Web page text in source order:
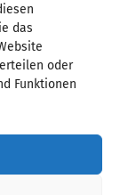
das
oder
Funktionen